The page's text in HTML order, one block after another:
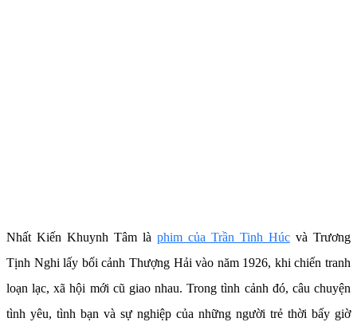
Nhất Kiến Khuynh Tâm là phim của Trần Tinh Húc và Trương
Tịnh Nghi lấy bối cảnh Thượng Hải vào năm 1926, khi chiến tranh
loạn lạc, xã hội mới cũ giao nhau. Trong tình cảnh đó, câu chuyện
tình yêu, tình bạn và sự nghiệp của những người trẻ thời bấy giờ